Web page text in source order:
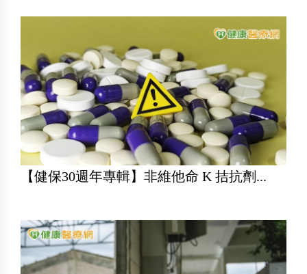
【健保30週年專輯】非維他命 K 拮抗劑...